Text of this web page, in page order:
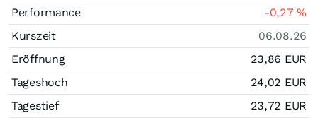
Performance
-0,27%
Kurszeit
06.08.26
Eröffnung
23,86 EUR
Tageshoch
24,02 EUR
Tagestief
23,72 EUR